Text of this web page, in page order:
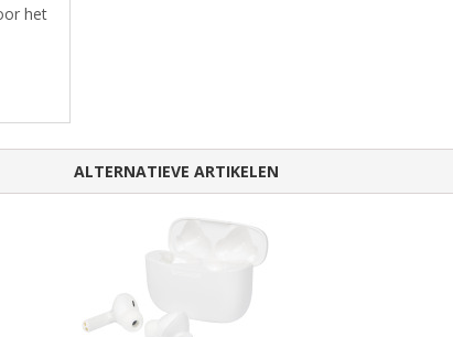
het
ALTERNATIEVE ARTIKELEN